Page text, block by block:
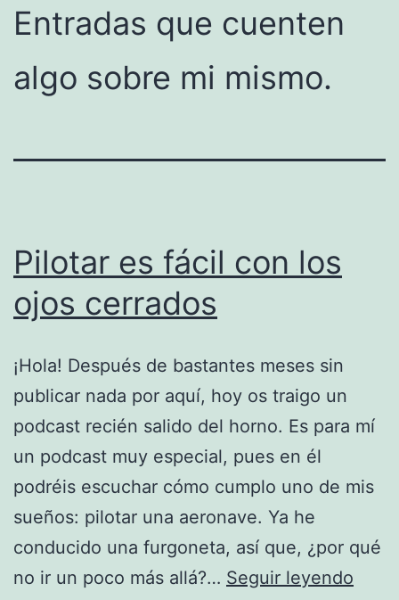
Entradas que cuenten
algo sobre mi mismo.
Pilotar es fácil con los
ojos cerrados
¡Hola! Después de bastantes meses sin
publicar nada por aquí, hoy os traigo un
podcast recién salido del horno. Es para mí
un podcast muy especial, pues en él
podréis escuchar cómo cumplo uno de mis
sueños: pilotar una aeronave. Ya he
conducido una furgoneta, así que, ¿por qué
no ir un poco más allá?… Seguir leyendo